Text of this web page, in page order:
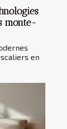
monte-
en